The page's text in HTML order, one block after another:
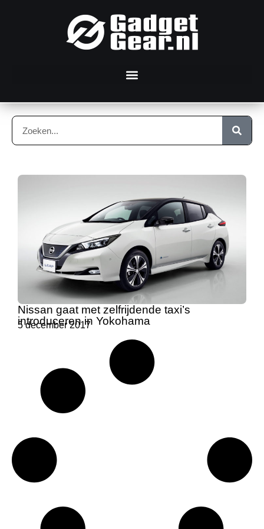
Nissan gaat met zelfrijdende taxi’s
introduceren in Yokohama
5 december 2017